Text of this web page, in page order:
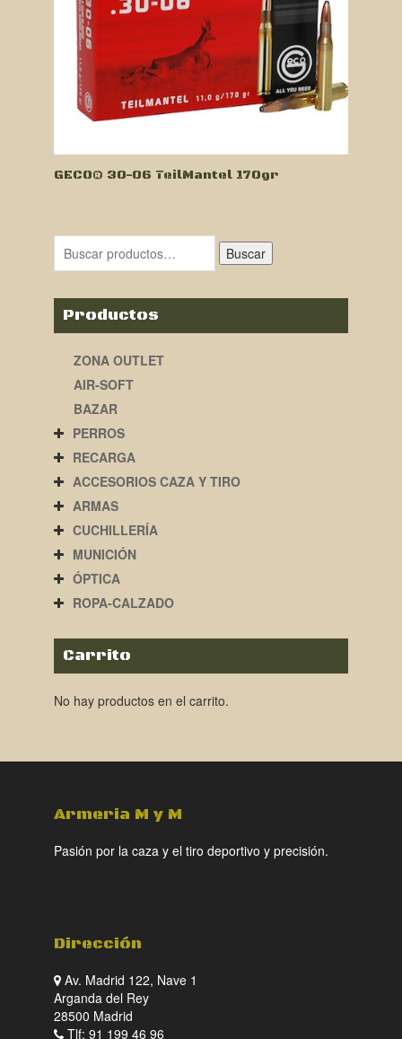
GECO® 30-06 TeilMantel 170gr
Buscar
Productos
ZONA OUTLET
AIR-SOFT
BAZAR
PERROS
RECARGA
ACCESORIOS CAZA Y TIRO
ARMAS
CUCHILLERÍA
MUNICIÓN
ÓPTICA
ROPA-CALZADO
Carrito
No hay productos en el carrito.
Armeria M y M
Pasión por la caza y el tiro deportivo y precisión.
Dirección
Av. Madrid 122, Nave 1
Arganda del Rey
28500 Madrid
Tlf: 91 199 46 96